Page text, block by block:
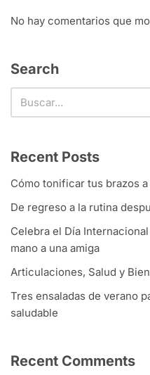
No hay comentarios que
Search
Recent Posts
Cómo tonificar tus brazos
De regreso a la rutina
Celebra el Día
mano a una amiga
Articulaciones, Salud y
Tres ensaladas de verano
saludable
Recent Comments